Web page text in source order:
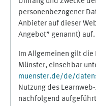
personenbezogener
Anbieter auf dieser
Angebot” genannt) auf.
Im Allgemeinen gilt die
Münster, einsehbar
muenster.de/de/
Nutzung des
nachfolgend